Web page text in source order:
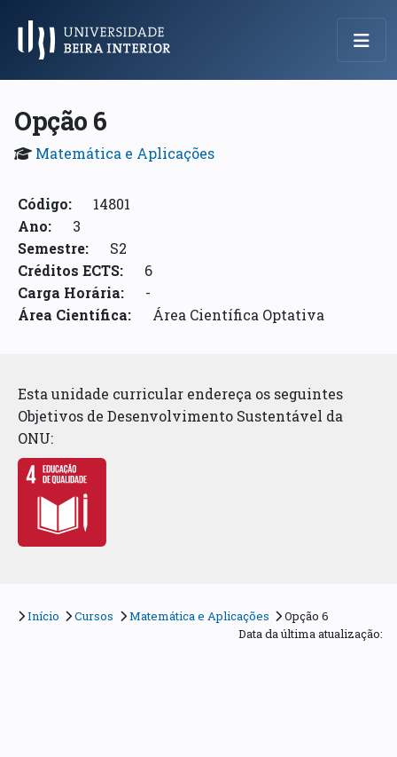
Menu Principal
Opção 6
Matemática e Aplicações
Código:
14801
Ano:
3
Semestre:
S2
Créditos ECTS:
6
Carga Horária:
-
Área Científica:
Área Científica Optativa
Esta unidade curricular endereça os seguintes
Objetivos de Desenvolvimento Sustentável da
ONU:
Início Cursos Matemática e Aplicações
Opção 6
Data da última atualização: